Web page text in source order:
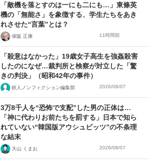
「敵機を落とすのは一にも二にも…」東條英
機の「無能さ」を象徴する、学生たちをあき
れさせた“言葉”とは？
保阪 正康 11時間前
「殺意はなかった」19歳女子高生を強姦殺害
したのになぜ…裁判所と検察が対立した「驚
きの判決」（昭和42年の事件）
鉄人ノンフィクション編集部 2026/08/07
3万8千人を“恐怖で支配”した男の正体は…
「神に代わりお前たちを罰する」日本で知ら
れていない“韓国版アウシュビッツ”の不条理
な結末
大山 くまお 2026/08/07